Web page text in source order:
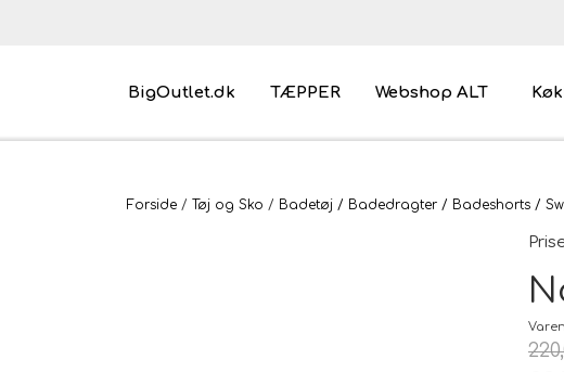
BigOutlet.dk TÆPPER Webshop ALT
Pakkeleg gaveidéer til under 30 kr.
Fotostudie udstyr
Forside Tøj og Sko Badetøj / Badedragter / Badeshorts /